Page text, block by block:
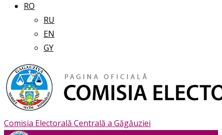
RO
RU
EN
GY
Comisia Electorală Centrală a Găgăuziei